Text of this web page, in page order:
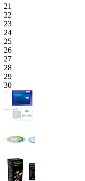
21
22
23
24
25
26
27
28
29
30